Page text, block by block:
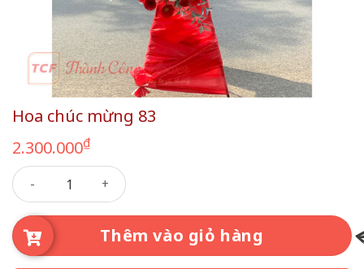
Hoa chúc mừng 83
2.300.000₫
Hoa chúc mừng 83 số lượng
Thêm vào giỏ hàng